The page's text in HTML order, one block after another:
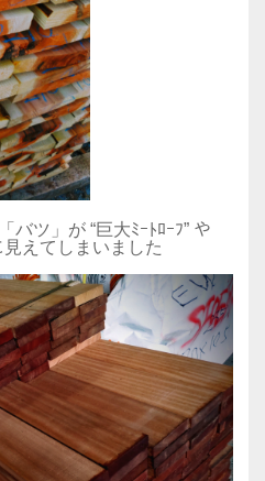
バツ」が “巨大ﾐｰﾄﾛｰﾌ” や
見えてしまいました